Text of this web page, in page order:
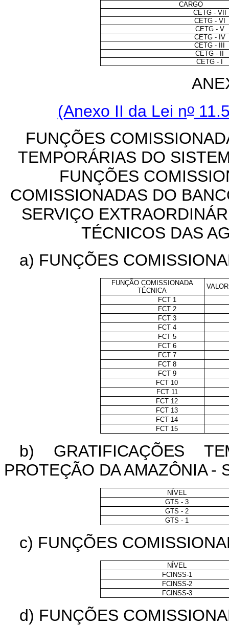
CARGO
CETG - VII
CETG - VI
CETG - V
CETG - IV
CETG - III
CETG - II
CETG - I
(Anexo II da Lei no
FUNÇÕES
TEMPORÁRIAS DO
FUNÇÕES
COMISSIONADAS DO
SERVIÇO
TÉCNICOS DAS
a) FUNÇÕES
FUNÇÃO COMISSIONADA
TÉCNICA
FCT 1
FCT 2
FCT 3
FCT 4
FCT 5
FCT 6
FCT 7
FCT 8
FCT 9
FCT 10
FCT 11
FCT 12
FCT 13
FCT 14
FCT 15
b) GRATIFICAÇÕES
PROTEÇÃO DA AMAZÔNIA -
NÍVEL
GTS - 3
GTS - 2
GTS - 1
c) FUNÇÕES
NÍVEL
FCINSS-1
FCINSS-2
FCINSS-3
d) FUNÇÕES